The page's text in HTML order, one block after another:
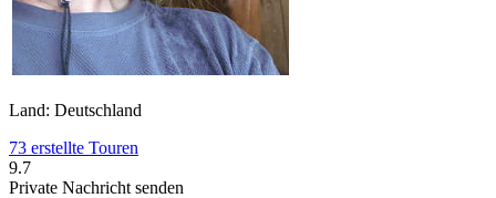
Land: Deutschland
73 erstellte Touren
9.7
Private Nachricht senden